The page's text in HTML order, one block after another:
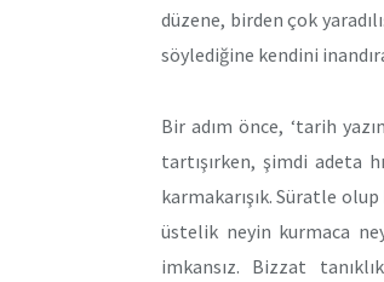
düzene, birden çok
söylediğine kendini
Bir adım önce, ‘tarih
tartışırken, şimdi adeta
karmakarışık. Süratle
üstelik neyin kurmaca
imkansız. Bizzat